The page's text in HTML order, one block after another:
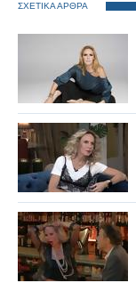
ΣΧΕΤΙΚΑ ΑΡΘΡΑ